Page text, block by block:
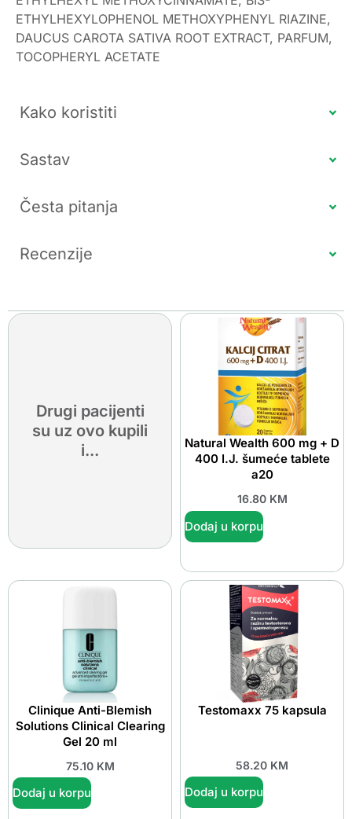
ETHYLHEXYLOPHENOL METHOXYPHENYL RIAZINE,
DAUCUS CAROTA SATIVA ROOT EXTRACT, PARFUM,
TOCOPHERYL ACETATE
Kako koristiti
Sastav
Česta pitanja
Recenzije
Drugi pacijenti
su uz ovo kupili
i...
Natural Wealth 600 mg + D
400 I.J. šumeće tablete
a20
16.80 KM
Dodaj u korpu
Clinique Anti-Blemish
Solutions Clinical Clearing
Gel 20 ml
75.10 KM
Dodaj u korpu
Testomaxx 75 kapsula
58.20 KM
Dodaj u korpu